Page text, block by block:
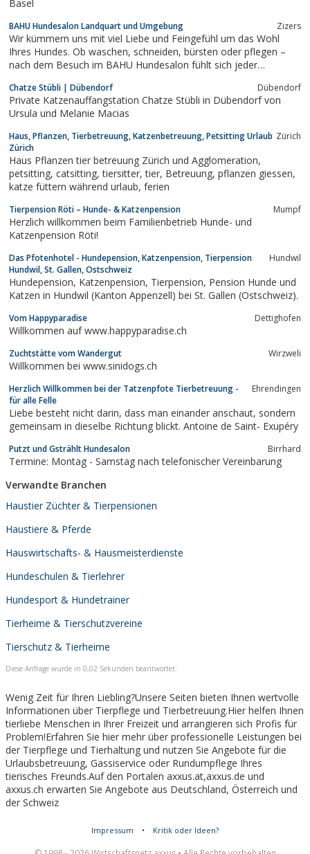
Basel
BAHU Hundesalon Landquart und Umgebung Zizers
Wir kümmern uns mit viel Liebe und Feingefühl um das Wohl
Ihres Hundes. Ob waschen, schneiden, bürsten oder pflegen –
nach dem Besuch im BAHU Hundesalon fühlt sich jeder
zehn Autominuten von Chur und Sargans entfernt. Gerne holen
wir Ihre
Chatze Stübli | Dübendorf Dübendorf
Private Katzenauffangstation Chatze Stübli in Dübendorf von
Ursula und Melanie Macias
Haus, Pflanzen, Tierbetreuung, Katzenbetreuung, Petsitting Urlaub
Zürich
Zürich
Haus Pflanzen tier betreuung Zürich und Agglomeration,
petsitting, catsitting, tiersitter, tier, Betreuung, pflanzen giessen,
katze füttern während urlaub, ferien
Tierpension Röti – Hunde- & Katzenpension Mumpf
Herzlich willkommen beim Familienbetrieb Hunde- und
Katzenpension Röti!
Das Pfotenhotel - Hundepension, Katzenpension, Tierpension
Hundwil, St. Gallen, Ostschweiz
Hundwil
Hundepension, Katzenpension, Tierpension, Pension Hunde und
Katzen in Hundwil (Kanton Appenzell) bei St. Gallen (Ostschweiz).
Vom Happyparadise Dettighofen
Willkommen auf www.happyparadise.ch
Zuchtstätte vom Wandergut Wirzweli
Willkommen bei www.sinidogs.ch
Herzlich Willkommen bei der Tatzenpfote Tierbetreuung -
für alle Felle
Ehrendingen
Liebe besteht nicht darin, dass man einander anschaut, sondern
gemeinsam in dieselbe Richtung blickt. Antoine de Saint- Exupéry
Putzt und Gstrählt Hundesalon Birrhard
Termine: Montag - Samstag nach telefonischer Vereinbarung
Verwandte Branchen
Haustier Züchter & Tierpensionen
Haustiere & Pferde
Hauswirtschafts- & Hausmeisterdienste
Hundeschulen & Tierlehrer
Hundesport & Hundetrainer
Tierheime & Tierschutzvereine
Tierschutz & Tierheime
Diese Anfrage wurde in 0,02 Sekunden beantwortet.
Wenig Zeit für Ihren Liebling?Unsere Seiten bieten Ihnen wertvolle
Informationen über Tierpflege und Tierbetreuung.Hier helfen Ihnen
tierliebe Menschen in Ihrer Freizeit und arrangieren sich Profis für
Problem!Erfahren Sie hier mehr über professionelle Leistungen bei
der Tierpflege und Tierhaltung und nutzen Sie Angebote für die
Urlaubsbetreuung, Gassiservice oder Rundumpflege Ihres
tierisches Freunds.Auf den Portalen axxus.at,axxus.de und
axxus.ch erwarten Sie Angebote aus Deutschland, Österreich und
der Schweiz
Impressum • Kritik oder Ideen?